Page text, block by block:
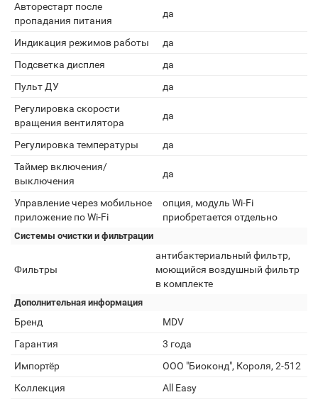
Авторестарт после
пропадания питания
да
Индикация режимов работы
да
Подсветка дисплея
да
Пульт ДУ
да
Регулировка скорости
вращения вентилятора
да
Регулировка температуры
да
Таймер включения/
выключения
да
Управление через мобильное
приложение по Wi-Fi
опция, модуль Wi-Fi
приобретается отдельно
Системы очистки и фильтрации
Фильтры
антибактериальный фильтр,
моющийся воздушный фильтр
в комплекте
Дополнительная информация
Бренд
MDV
Гарантия
3 года
Импортёр
ООО "Биоконд", Короля, 2-512
Коллекция
All Easy